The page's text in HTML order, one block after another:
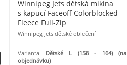
Winnipeg Jets dětská mikina
s kapucí Faceoff Colorblocked
Fleece Full-Zip
Winnipeg Jets dětské oblečení
Varianta Dětské L (158 - 164) (na
objednávku)